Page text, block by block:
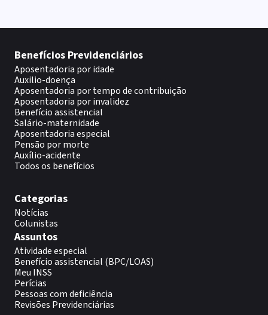
Benefícios Previdenciários
Aposentadoria por idade
Auxilio-doença
Aposentadoria por tempo de contribuição
Aposentadoria por invalidez
Benefício assistencial
Salário-maternidade
Aposentadoria especial
Pensão por morte
Auxílio-acidente
Todos os benefícios
Categorias
Notícias
Colunistas
Assuntos
Atividade especial
Benefício assistencial (BPC/LOAS)
Meu INSS
Perícias
Pessoas com deficiência
Revisões Previdenciárias